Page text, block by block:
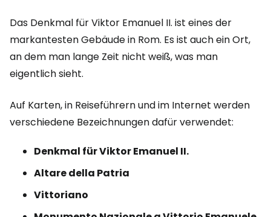
Das Denkmal für Viktor Emanuel II. ist eines der
markantesten Gebäude in Rom. Es ist auch ein Ort,
an dem man lange Zeit nicht weiß, was man
eigentlich sieht.
Auf Karten, in Reiseführern und im Internet werden
verschiedene Bezeichnungen dafür verwendet:
Denkmal für Viktor Emanuel II.
Altare della Patria
Vittoriano